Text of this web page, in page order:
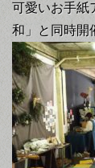
可愛いお手紙
和」と同時開